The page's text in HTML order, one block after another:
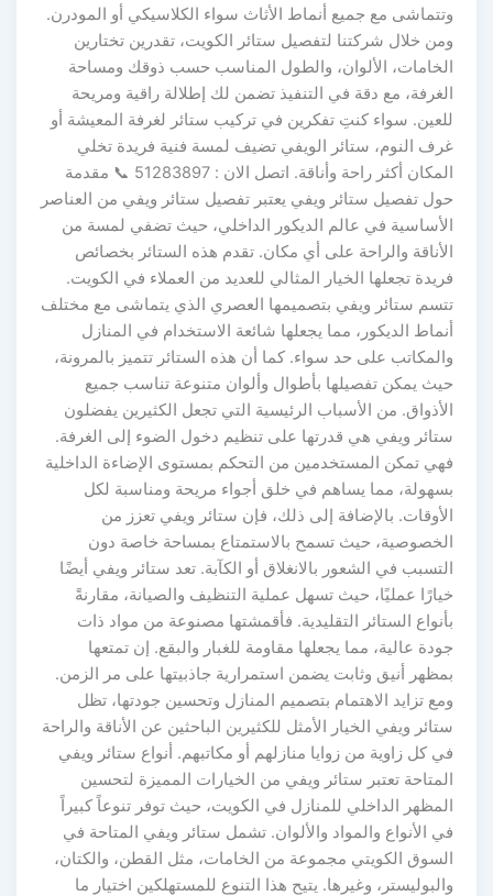
وتتماشى مع جميع أنماط الأثاث سواء الكلاسيكي أو المودرن.
ومن خلال شركتنا لتفصيل ستائر الكويت، تقدرين تختارين
الخامات، الألوان، والطول المناسب حسب ذوقك ومساحة
الغرفة، مع دقة في التنفيذ تضمن لك إطلالة راقية ومريحة
للعين. سواء كنتِ تفكرين في تركيب ستائر لغرفة المعيشة أو
غرف النوم، ستائر الويفي تضيف لمسة فنية فريدة تخلي
المكان أكثر راحة وأناقة. اتصل الان : 51283897 📞 مقدمة
حول تفصيل ستائر ويفي يعتبر تفصيل ستائر ويفي من العناصر
الأساسية في عالم الديكور الداخلي، حيث تضفي لمسة من
الأناقة والراحة على أي مكان. تقدم هذه الستائر بخصائص
فريدة تجعلها الخيار المثالي للعديد من العملاء في الكويت.
تتسم ستائر ويفي بتصميمها العصري الذي يتماشى مع مختلف
أنماط الديكور، مما يجعلها شائعة الاستخدام في المنازل
والمكاتب على حد سواء. كما أن هذه الستائر تتميز بالمرونة،
حيث يمكن تفصيلها بأطوال وألوان متنوعة تناسب جميع
الأذواق. من الأسباب الرئيسية التي تجعل الكثيرين يفضلون
ستائر ويفي هي قدرتها على تنظيم دخول الضوء إلى الغرفة.
فهي تمكن المستخدمين من التحكم بمستوى الإضاءة الداخلية
بسهولة، مما يساهم في خلق أجواء مريحة ومناسبة لكل
الأوقات. بالإضافة إلى ذلك، فإن ستائر ويفي تعزز من
الخصوصية، حيث تسمح بالاستمتاع بمساحة خاصة دون
التسبب في الشعور بالانغلاق أو الكآبة. تعد ستائر ويفي أيضًا
خيارًا عمليًا، حيث تسهل عملية التنظيف والصيانة، مقارنةً
بأنواع الستائر التقليدية. فأقمشتها مصنوعة من مواد ذات
جودة عالية، مما يجعلها مقاومة للغبار والبقع. إن تمتعها
بمظهر أنيق وثابت يضمن استمرارية جاذبيتها على مر الزمن.
ومع تزايد الاهتمام بتصميم المنازل وتحسين جودتها، تظل
ستائر ويفي الخيار الأمثل للكثيرين الباحثين عن الأناقة والراحة
في كل زاوية من زوايا منازلهم أو مكاتبهم. أنواع ستائر ويفي
المتاحة تعتبر ستائر ويفي من الخيارات المميزة لتحسين
المظهر الداخلي للمنازل في الكويت، حيث توفر تنوعاً كبيراً
في الأنواع والمواد والألوان. تشمل ستائر ويفي المتاحة في
السوق الكويتي مجموعة من الخامات، مثل القطن، والكتان،
والبوليستر، وغيرها. يتيح هذا التنوع للمستهلكين اختيار ما